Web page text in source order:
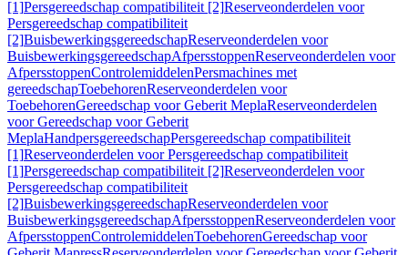
[1]Persgereedschap compatibiliteit [2]Reserveonderdelen voor
Persgereedschap compatibiliteit
[2]BuisbewerkingsgereedschapReserveonderdelen voor
BuisbewerkingsgereedschapAfpersstoppenReserveonderdelen voor
AfpersstoppenControlemiddelenPersmachines met
gereedschapToebehorenReserveonderdelen voor
ToebehorenGereedschap voor Geberit MeplaReserveonderdelen
voor Gereedschap voor Geberit
MeplaHandpersgereedschapPersgereedschap compatibiliteit
[1]Reserveonderdelen voor Persgereedschap compatibiliteit
[1]Persgereedschap compatibiliteit [2]Reserveonderdelen voor
Persgereedschap compatibiliteit
[2]BuisbewerkingsgereedschapReserveonderdelen voor
BuisbewerkingsgereedschapAfpersstoppenReserveonderdelen voor
AfpersstoppenControlemiddelenToebehorenGereedschap voor